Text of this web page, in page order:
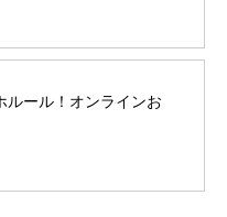
ルール！オンラインお